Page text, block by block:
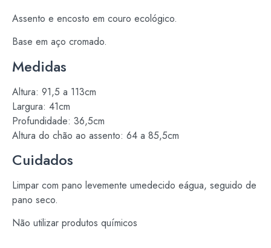
Assento e encosto em couro ecológico.
Base em aço cromado.
Medidas
Altura: 91,5 a 113cm
Largura: 41cm
Profundidade: 36,5cm
Altura do chão ao assento: 64 a 85,5cm
Cuidados
Limpar com pano levemente umedecido eágua, seguido de
pano seco.
Não utilizar produtos químicos